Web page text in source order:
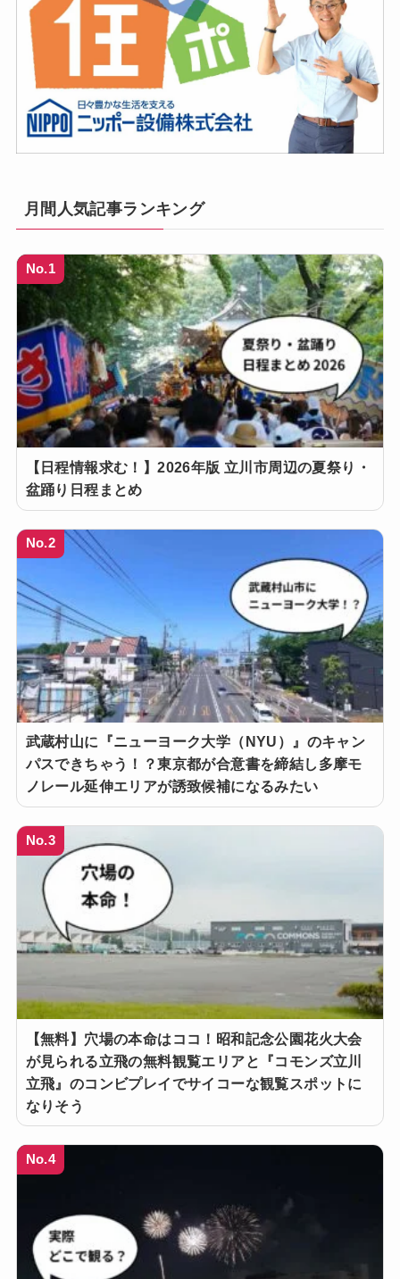
月間人気記事ランキング
No.1
【日程情報求む！】2026年版 立川市周辺の夏祭り・
盆踊り日程まとめ
No.2
武蔵村山に『ニューヨーク大学（NYU）』のキャン
パスできちゃう！？東京都が合意書を締結し多摩モ
ノレール延伸エリアが誘致候補になるみたい
No.3
【無料】穴場の本命はココ！昭和記念公園花火大会
が見られる立飛の無料観覧エリアと『コモンズ立川
立飛』のコンビプレイでサイコーな観覧スポットに
なりそう
No.4